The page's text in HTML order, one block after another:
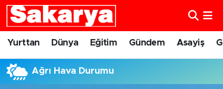
Yurttan Dünya Eğitim Gündem Asayiş
Ağrı Hava Durumu
Yurttan
Eskişehir Nöbetçi Eczaneler